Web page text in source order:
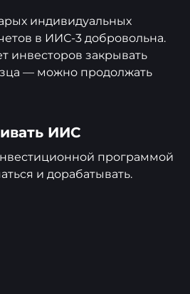
индивидуальных
в ИИС-3 добровольна.
инвесторов закрывать
— можно продолжать
ИИС
программой
и дорабатывать.